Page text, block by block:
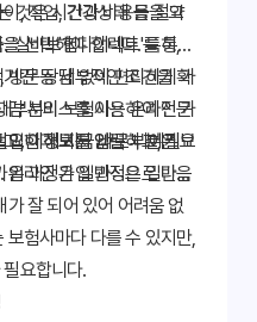
, 직업, 건강상태 등을 고
택해야 합니다. 특히,
간 등 세부적인 조건을 확
바로 나에게
것은 시간과 비용을 절약
, 이해되지 않는 부분은 보
험사마다 다를 수 있지만,
요합니다.